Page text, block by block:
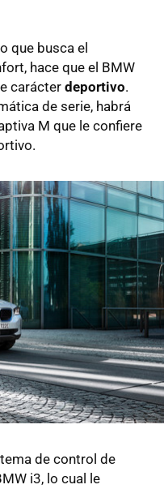
que busca el
hace que el BMW
carácter deportivo.
de serie, habrá
M que le confiere
de control de
i3, lo cual le